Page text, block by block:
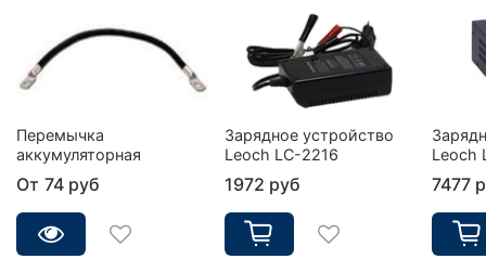
Перемычка
аккумуляторная
От 74 руб
Зарядное устройство
Leoch LC-2216
1972 руб
Leoch
7477